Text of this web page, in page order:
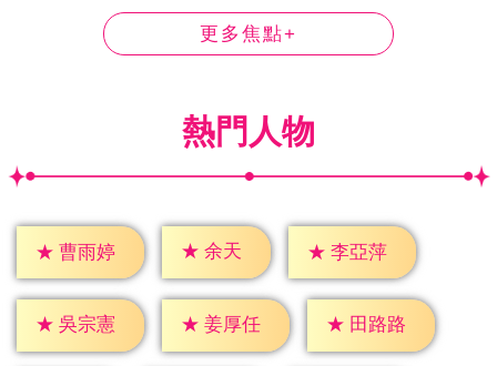
更多焦點+
熱門人物
★ 曹雨婷 ★ 余天 ★ 李亞萍
★ 吳宗憲 ★ 姜厚任 ★ 田路路